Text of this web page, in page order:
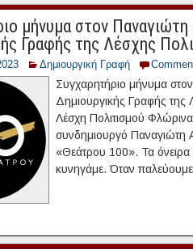
μήνυμα στον
Γραφής της Λέσχης
Δημιουργική Γραφή
Συγχαρητήριο μήνυμα
Δημιουργικής Γραφής
Λέσχη Πολιτισμού
συνδημιουργό Παναγιώτη
«Θεάτρου 100». Τα όνειρα
κυνηγάμε. Όταν